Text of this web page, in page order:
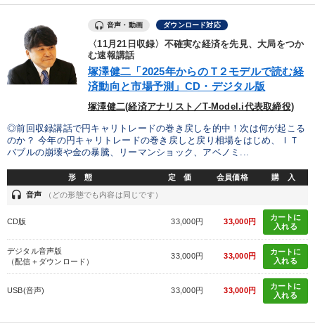
音声・動画 ダウンロード対応
〈11月21日収録〉不確実な経済を先見、大局をつか
む速報講話
塚澤健二「2025年からの T２モデルで読む経
済動向と市場予測」CD・デジタル版
塚澤健二(経済アナリスト／T-Model.i代表取締役)
◎前回収録講話で円キャリトレードの巻き戻しを的中！次は何が起こる
のか？ 今年の円キャリトレードの巻き戻しと戻り相場をはじめ、ＩＴ
バブルの崩壊や金の暴騰、リーマンショック、アベノミ...
形 態 定 価 会員価格 購 入
headset 音声 （どの形態でも内容は同じです）
CD版 33,000円 33,000円
カートに
入れる
デジタル音声版
（配信＋ダウンロード）
33,000円 33,000円
カートに
入れる
USB(音声) 33,000円 33,000円
カートに
入れる